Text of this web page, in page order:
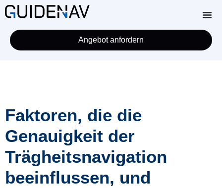
Angebot anfordern
Faktoren, die die
Genauigkeit der
Trägheitsnavigation
beeinflussen, und